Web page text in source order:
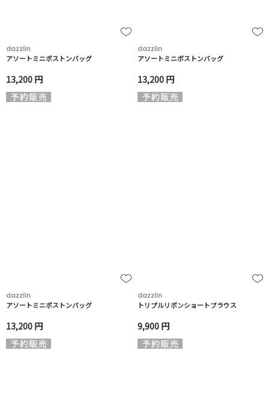
dazzlin
アソートミニボストンバッグ
13,200 円
dazzlin
アソートミニボストンバッグ
13,200 円
dazzlin
アソートミニボストンバッグ
13,200 円
dazzlin
トリプルリボンショートブラウス
9,900 円